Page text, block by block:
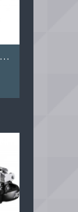
Shimano Alivio M4000 9s